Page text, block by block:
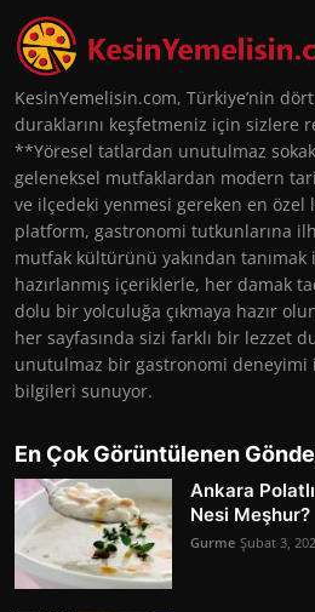
KesinYemelisin.com, Türkiye’nin
duraklarını keşfetmeniz için sizlere
**Yöresel tatlardan unutulmaz
geleneksel mutfaklardan modern
ve ilçedeki yenmesi gereken en özel
platform, gastronomi tutkunlarına
mutfak kültürünü yakından
hazırlanmış içeriklerle, her damak
dolu bir yolculuğa çıkmaya hazır
her sayfasında sizi farklı bir lezzet
unutulmaz bir gastronomi deneyimi
bilgileri sunuyor.
En Çok Görüntülenen
Ankara
Nesi Meşhur?
Gurme Şubat 3,